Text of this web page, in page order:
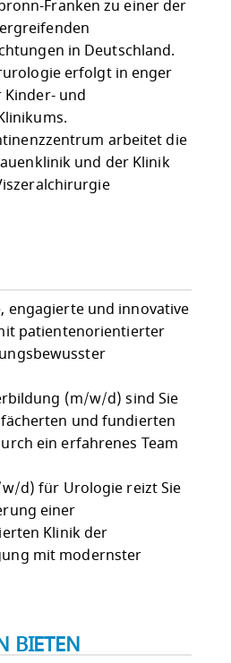
Franken zu einer der
in Deutschland.
erfolgt in enger
und
arbeitet die
und der Klinik
engagierte und innovative
patientenorientierter
(m/w/d) sind Sie
und fundierten
ein erfahrenes Team
d) für Urologie reizt Sie
einer
Klinik der
mit modernster
BIETEN